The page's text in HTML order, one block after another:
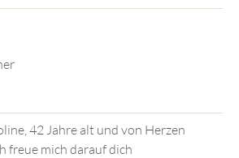
42 Jahre alt und von Herzen
freue mich darauf dich